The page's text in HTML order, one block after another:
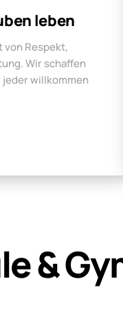
leben
von Respekt,
Wir schaffen
willkommen
&